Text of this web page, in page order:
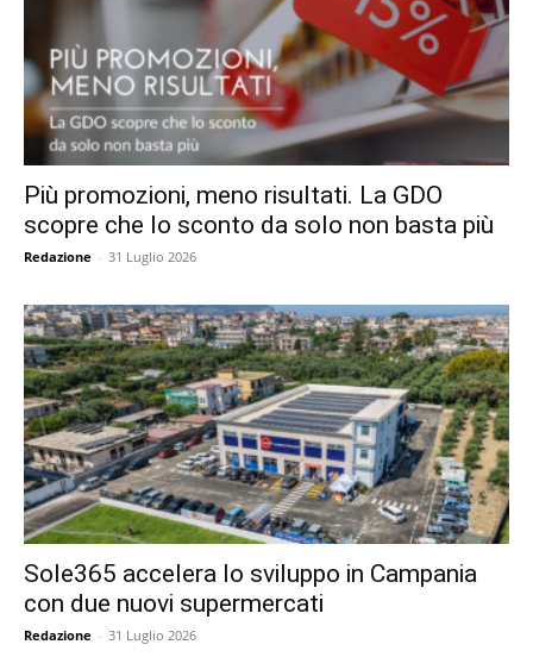
Più promozioni, meno risultati. La GDO
scopre che lo sconto da solo non basta più
Redazione - 31 Luglio 2026
Sole365 accelera lo sviluppo in Campania
con due nuovi supermercati
Redazione - 31 Luglio 2026